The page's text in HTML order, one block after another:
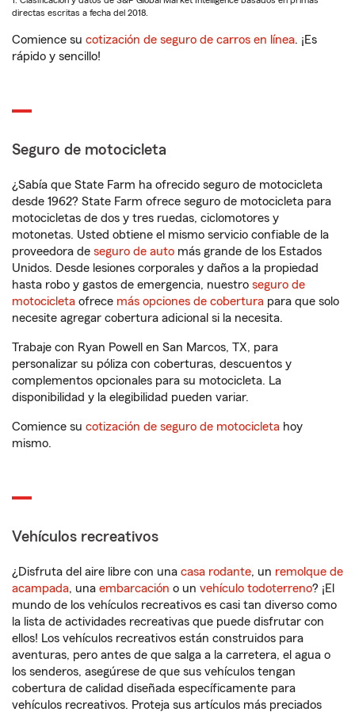
directas escritas a fecha del 2018.
Comience su cotización de seguro de carros en línea. ¡Es
rápido y sencillo!
Seguro de motocicleta
¿Sabía que State Farm ha ofrecido seguro de motocicleta
desde 1962? State Farm ofrece seguro de motocicleta para
motocicletas de dos y tres ruedas, ciclomotores y
motonetas. Usted obtiene el mismo servicio confiable de la
proveedora de seguro de auto más grande de los Estados
Unidos. Desde lesiones corporales y daños a la propiedad
hasta robo y gastos de emergencia, nuestro seguro de
motocicleta ofrece más opciones de cobertura para que solo
necesite agregar cobertura adicional si la necesita.
Trabaje con Ryan Powell en San Marcos, TX, para
personalizar su póliza con coberturas, descuentos y
complementos opcionales para su motocicleta. La
disponibilidad y la elegibilidad pueden variar.
Comience su cotización de seguro de motocicleta hoy
mismo.
Vehículos recreativos
¿Disfruta del aire libre con una casa rodante, un remolque de
acampada, una embarcación o un vehículo todoterreno? ¡El
mundo de los vehículos recreativos es casi tan diverso como
la lista de actividades recreativas que puede disfrutar con
ellos! Los vehículos recreativos están construidos para
aventuras, pero antes de que salga a la carretera, el agua o
los senderos, asegúrese de que sus vehículos tengan
cobertura de calidad diseñada específicamente para
vehículos recreativos. Proteja sus artículos más preciados